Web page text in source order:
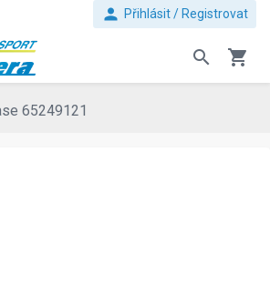
person Přihlásit / Registrovat
search shopping_cart
65249121